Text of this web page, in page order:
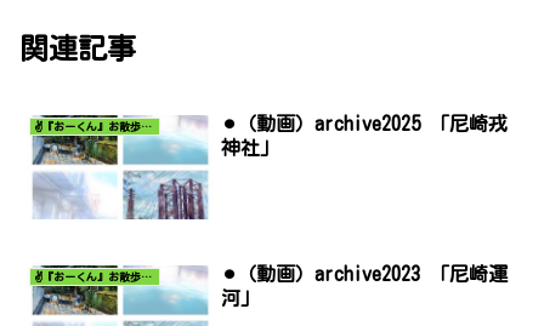
関連記事
✌️『おーくん』お散歩日記〜どんな出会いがあるだろう〜
⚫︎（動画）archive2025 「尼崎戎
神社」
✌️『おーくん』お散歩日記〜どんな出会いがあるだろう〜
⚫︎（動画）archive2023 「尼崎運
河」